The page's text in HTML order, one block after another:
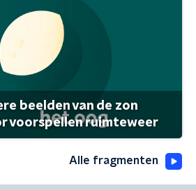
beelden van de zon
voorspellen ruimteweer
Alle fragmenten